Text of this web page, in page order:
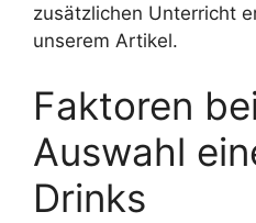
zusätzlichen Unterricht
unserem Artikel.
Faktoren
Auswahl
Drinks